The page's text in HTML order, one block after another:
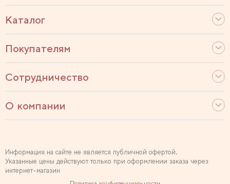
Каталог
Покупателям
Сотрудничество
О компании
Информация на сайте не является публичной офертой.
Указанные цены действуют только при оформлении заказа через
интернет-магазин